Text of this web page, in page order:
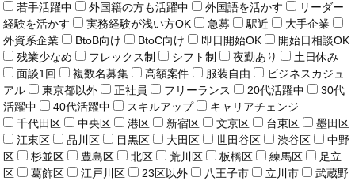
若手活躍中
外国籍の方も活躍中 外国語を活かす
リーダー
経験を活かす
実務経験が浅い方OK 急募 駅近
大手企業
外資系企業
BtoB向け BtoC向け 即日開始OK
開始日相談OK
残業少なめ
フレックス制 シフト制 夜勤あり
土日休み
面談1回
複数名募集 高額案件 服装自由
ビジネスカジュ
アル
東京都以外 正社員 フリーランス 20代活躍中
30代
活躍中
40代活躍中 スキルアップ
キャリアチェンジ
千代田区
中央区 港区 新宿区 文京区 台東区
墨田区
江東区
品川区 目黒区 大田区 世田谷区 渋谷区
中野
区
杉並区 豊島区 北区 荒川区 板橋区 練馬区
足立
区
葛飾区 江戸川区 23区以外 八王子市 立川市
武蔵野